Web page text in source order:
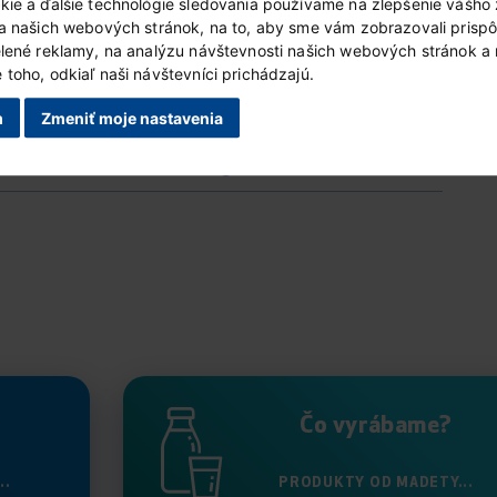
a ďalšie technológie sledovania používame na zlepšenie vášho
našich webových stránok, na to, aby sme vám zobrazovali
reklamy, na analýzu návštevnosti našich webových stránok a
toho, odkiaľ naši návštevníci prichádzajú.
Zmeniť moje nastavenia
1.5 g
1.5 g
26 g
Čo vyrábame?
PRODUKTY OD MADETY...